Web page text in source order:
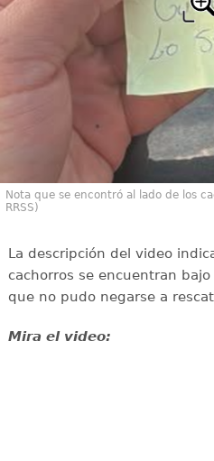
Nota que se encontró al lado de los
RRSS)
La descripción del video
cachorros se encuentran
que no pudo negarse a
Mira el video: